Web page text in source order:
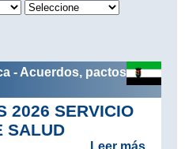
- Acuerdos, pactos y
2026 SERVICIO
SALUD